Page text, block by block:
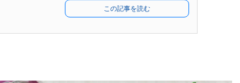
この記事を読む